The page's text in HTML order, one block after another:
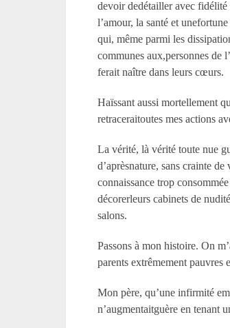
devoir dedétailler avec fidélité
l’amour, la santé et
qui, même parmi les
communes aux,personnes de
ferait naître dans leurs cœurs.
Haïssant aussi mortellement
retraceraitoutes mes actions
La vérité, là vérité toute nue
d’aprèsnature, sans crainte
connaissance trop
décorerleurs cabinets de
salons.
Passons à mon histoire. On
parents extrêmement pauvres
Mon père, qu’une infirmité
n’augmentaitguère en tenant